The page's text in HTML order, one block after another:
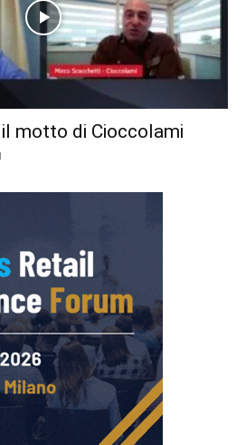
il motto di Cioccolami